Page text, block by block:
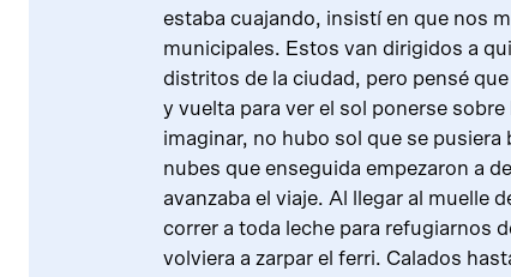
estaba cuajando, insistí en que nos
municipales. Estos van dirigidos a
distritos de la ciudad, pero pensé
y vuelta para ver el sol ponerse
imaginar, no hubo sol que se
nubes que enseguida empezaron a
avanzaba el viaje. Al llegar al muelle
correr a toda leche para refugiarnos
volviera a zarpar el ferri. Calados